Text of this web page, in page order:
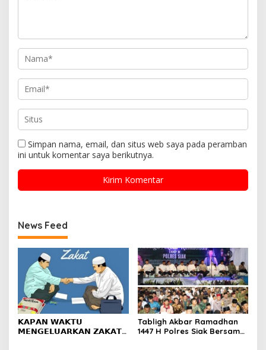
Simpan nama, email, dan situs web saya pada peramban
ini untuk komentar saya berikutnya.
News Feed
𝗞𝗔𝗣𝗔𝗡 𝗪𝗔𝗞𝗧𝗨
𝗠𝗘𝗡𝗚𝗘𝗟𝗨𝗔𝗥𝗞𝗔𝗡 𝗭𝗔𝗞𝗔𝗧
Tabligh Akbar Ramadhan
1447 H Polres Siak Bersama